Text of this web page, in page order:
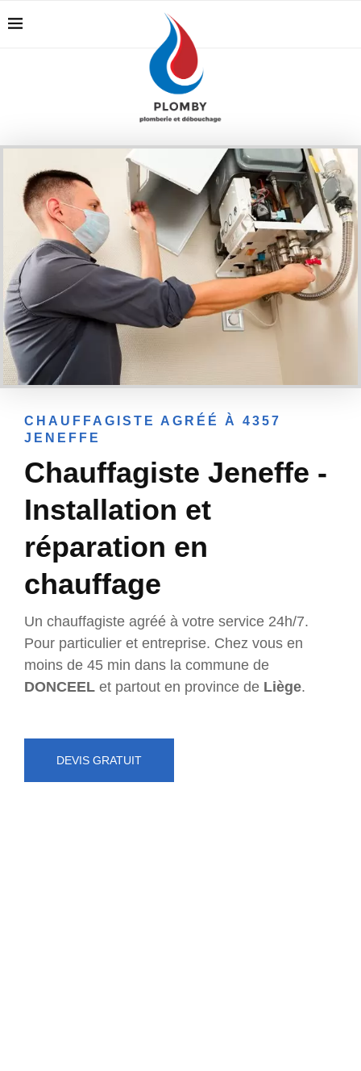
CHAUFFAGISTE AGRÉÉ À 4357
JENEFFE
Chauffagiste Jeneffe -
Installation et
réparation en
chauffage
Un chauffagiste agréé à votre service 24h/7.
Pour particulier et entreprise. Chez vous en
moins de 45 min dans la commune de
DONCEEL et partout en province de Liège.
DEVIS GRATUIT